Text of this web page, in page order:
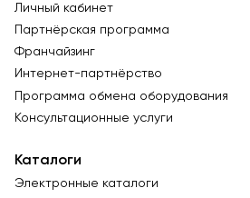
Личный кабинет
Партнёрская программа
Франчайзинг
Интернет-партнёрство
Программа обмена оборудования
Консультационные услуги
Каталоги
Электронные каталоги